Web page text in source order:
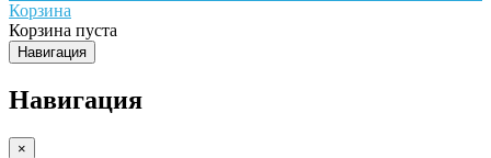
Корзина
Корзина пуста
Навигация
Навигация
×